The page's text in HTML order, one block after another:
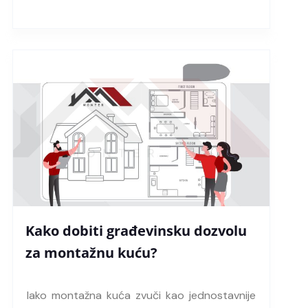
Kako dobiti građevinsku dozvolu
za montažnu kuću?
Iako montažna kuća zvuči kao jednostavnije